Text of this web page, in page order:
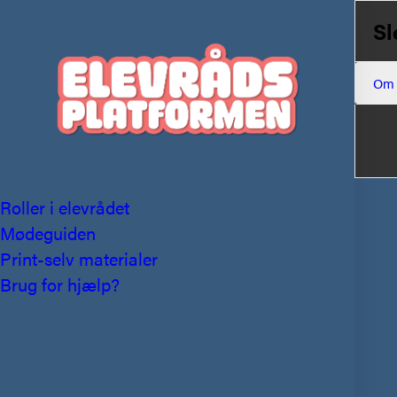
Roller i elevrådet
Mødeguiden
Print-selv materialer
Brug for hjælp?
Om